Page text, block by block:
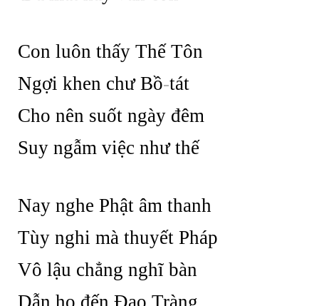
Con luôn thấy Thế Tôn
Ngợi khen chư Bồ-tát
Cho nên suốt ngày đêm
Suy ngẫm việc như thế
Nay nghe Phật âm thanh
Tùy nghi mà thuyết Pháp
Vô lậu chẳng nghĩ bàn